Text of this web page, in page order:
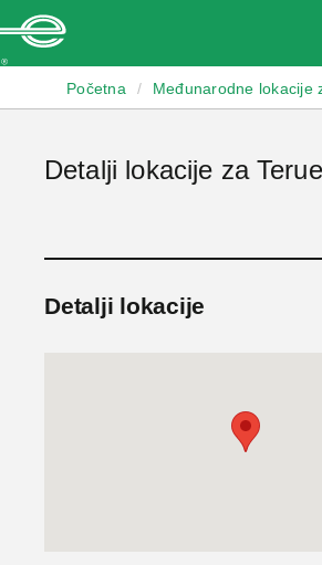
Početna / Međunarodne lokacije
Detalji lokacije za
Detalji lokacije